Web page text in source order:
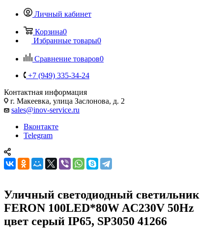
Личный кабинет
Корзина0
Избранные товары0
Сравнение товаров0
+7 (949) 335-34-24
Контактная информация
г. Макеевка, улица Заслонова, д. 2
sales@inov-service.ru
Вконтакте
Telegram
Уличный светодиодный светильник
FERON 100LED*80W AC230V 50Hz
цвет серый IP65, SP3050 41266